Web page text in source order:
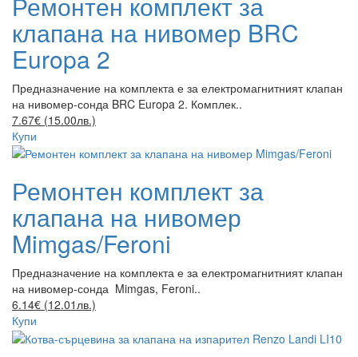
клапана на нивомер BRC
Europa 2
Предназначение на комплекта е за електромагнитният клапан
на нивомер-сонда BRC Europa 2. Комплек..
7.67€ (15.00лв.)
Купи
Ремонтен комплект за
клапана на нивомер
Mimgas/Feroni
Предназначение на комплекта е за електромагнитният клапан
на нивомер-сонда Mimgas, Feroni..
6.14€ (12.01лв.)
Купи